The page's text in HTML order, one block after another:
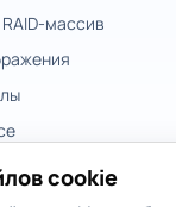
массив
cookie